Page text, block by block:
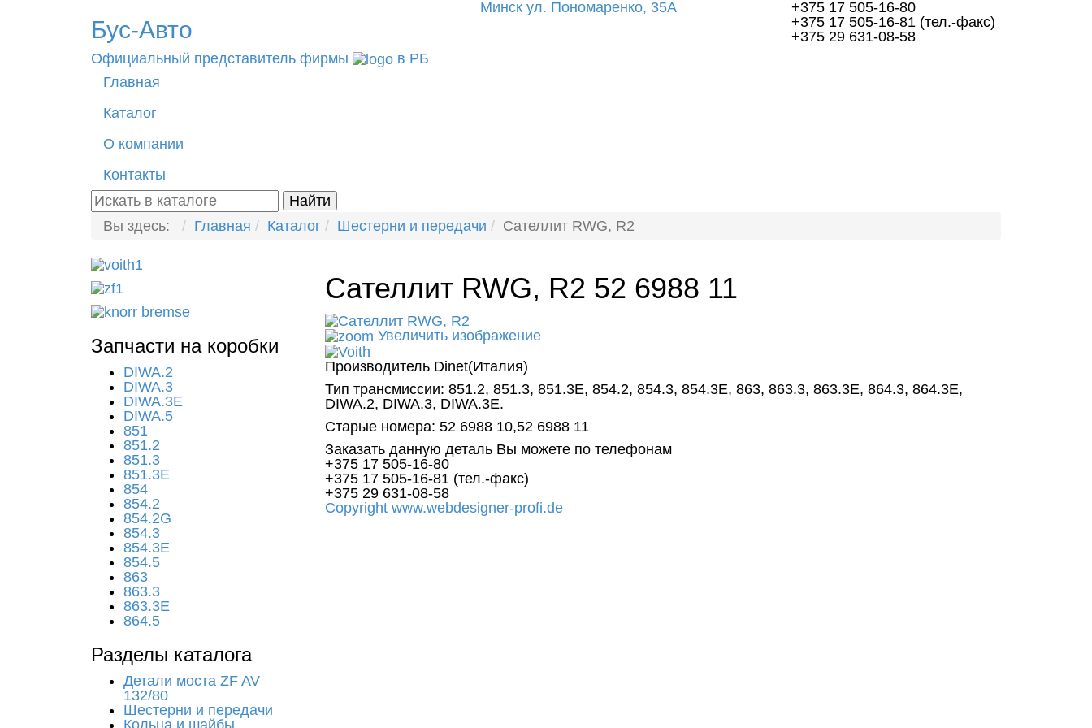
Бус-Авто
Официальный представитель фирмы в РБ
Минск ул. Пономаренко, 35А +375 17 505-16-80
+375 17 505-16-81 (тел.-факс)
+375 29 631-08-58
Главная
Каталог
О компании
Контакты
Вы здесь: Главная Каталог Шестерни и передачи Сателлит RWG, R2
Запчасти на коробки
DIWA.2
DIWA.3
DIWA.3E
DIWA.5
851
851.2
851.3
851.3E
854
854.2
854.2G
854.3
854.3E
854.5
863
863.3
863.3E
864.5
Разделы каталога
Детали моста ZF AV
132/80
Шестерни и передачи
Кольца и шайбы
Сателлит RWG, R2 52 6988 11
Увеличить изображение
Производитель Dinet(Италия)
Тип трансмиссии: 851.2, 851.3, 851.3E, 854.2, 854.3, 854.3E, 863, 863.3, 863.3E, 864.3, 864.3E,
DIWA.2, DIWA.3, DIWA.3E.
Старые номера: 52 6988 10,52 6988 11
Заказать данную деталь Вы можете по телефонам
+375 17505-16-80
+375 17505-16-81 (тел.-факс)
+375 29631-08-58
Copyright www.webdesigner-profi.de